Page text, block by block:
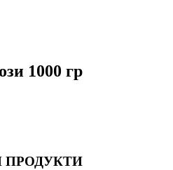
1000 гр
ПРОДУКТИ